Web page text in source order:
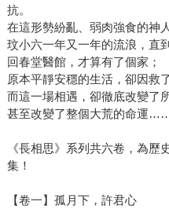
抗。
在這形勢紛亂、弱肉強食的神
玟小六一年又一年的流浪，直
回春堂醫館，才算有了個家；
原本平靜安穩的生活，卻因救
而這一場相遇，卻徹底改變了
甚至改變了整個大荒的命運
《長相思》系列共六卷，為
集！
【卷一】孤月下，許君心